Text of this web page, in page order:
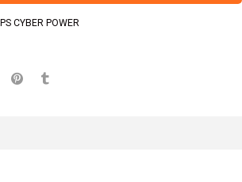
CYBER POWER